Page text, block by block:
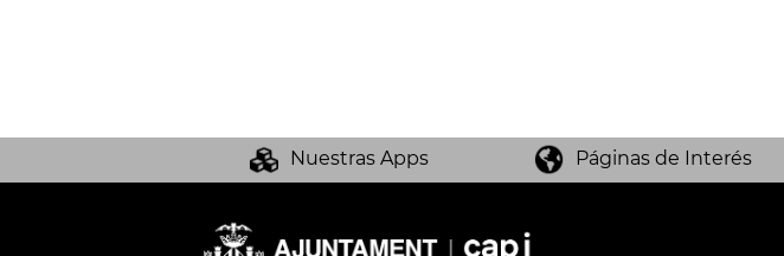
Nuestras Apps Páginas de Interés